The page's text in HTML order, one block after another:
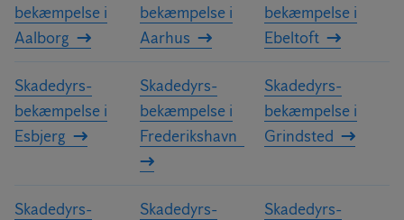
bekæmpelse i
Aalborg
bekæmpelse i
Aarhus
bekæmpelse i
Ebeltoft
Skadedyrs­
bekæmpelse i
Esbjerg
Skadedyrs­
bekæmpelse i
Frederikshavn
Skadedyrs­
bekæmpelse i
Grindsted
Skadedyrs­
Skadedyrs­
Skadedyrs­